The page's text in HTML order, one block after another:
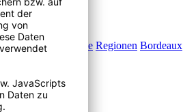
Jubiläumsweine Regionen Bordeaux